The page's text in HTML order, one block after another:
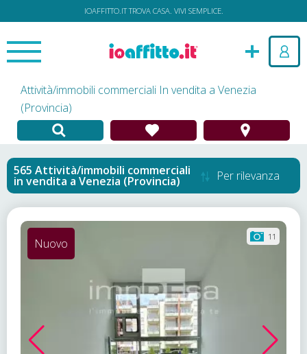
IOAFFITTO.IT TROVA CASA. VIVI SEMPLICE.
Attività/immobili commerciali In vendita a Venezia
(Provincia)
Attività/immobili commerciali
in vendita a Venezia (Provincia) Per rilevanza
11
Nuovo